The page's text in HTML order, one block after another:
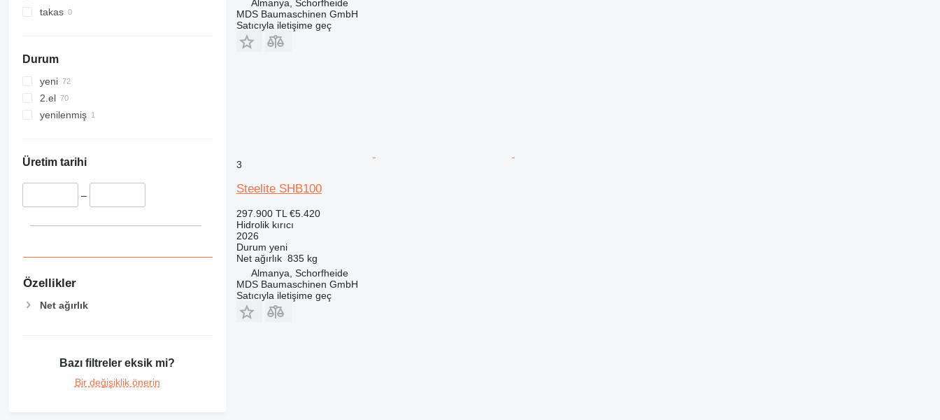
takas
Durum
yeni
2.el
yenilenmiş
Üretim tarihi
–
Özellikler
Net ağırlık
Bazı filtreler eksik mi?
Bir değişiklik önerin
Almanya, Schorfheide
MDS Baumaschinen GmbH
Satıcıyla iletişime geç
3
Steelite SHB100
297.900 TL €5.420
Hidrolik kırıcı
2026
Durum yeni
Net ağırlık 835 kg
Almanya, Schorfheide
MDS Baumaschinen GmbH
Satıcıyla iletişime geç